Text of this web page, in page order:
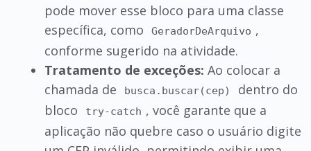
pode mover esse bloco para uma classe
específica, como
GeradorDeArquivo ,
conforme sugerido na atividade.
Tratamento de exceções: Ao colocar a
chamada de
busca.buscar(cep)
dentro do
bloco
try-catch , você garante que a
aplicação não quebre caso o usuário digite